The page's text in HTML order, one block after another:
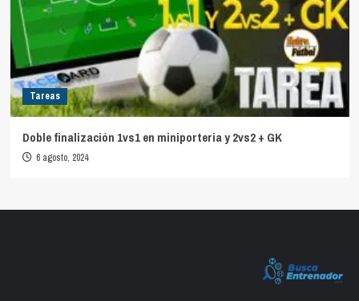
Tareas
Doble finalización 1vs1 en miniporteria y 2vs2 + GK
6 agosto, 2024